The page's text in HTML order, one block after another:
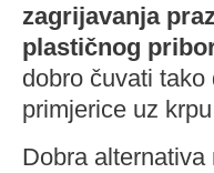
zagrijavanja
plastičnog
dobro čuvati
primjerice uz
Dobra